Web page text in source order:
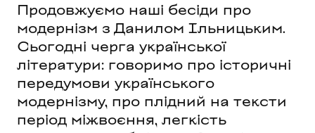
Продовжуємо наші бесіди про
модернізм з Данилом Ільницьким.
Сьогодні черга української
літератури: говоримо про історичні
передумови українського
модернізму, про плідний на тексти
період міжвоєння, легкість